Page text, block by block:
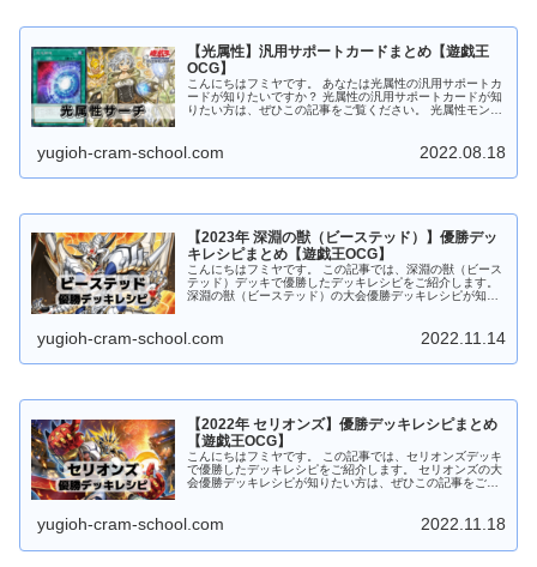
【光属性】汎用サポートカードまとめ【遊戯王
OCG】
こんにちはフミヤです。 あなたは光属性の汎用サポートカ
ードが知りたいですか？ 光属性の汎用サポートカードが知
りたい方は、ぜひこの記事をご覧ください。 光属性モンス
yugioh-cram-school.com 2022.08.18
【2023年 深淵の獣（ビーステッド）】優勝デッ
キレシピまとめ【遊戯王OCG】
こんにちはフミヤです。 この記事では、深淵の獣（ビース
テッド）デッキで優勝したデッキレシピをご紹介します。
深淵の獣（ビーステッド）の大会優勝デッキレシピが知り
yugioh-cram-school.com 2022.11.14
【2022年 セリオンズ】優勝デッキレシピまとめ
【遊戯王OCG】
こんにちはフミヤです。 この記事では、セリオンズデッキ
で優勝したデッキレシピをご紹介します。 セリオンズの大
会優勝デッキレシピが知りたい方は、ぜひこの記事をご覧
yugioh-cram-school.com 2022.11.18